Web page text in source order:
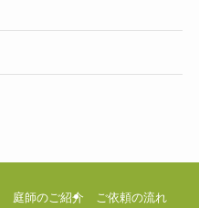
庭師のご紹介 ご依頼の流れ